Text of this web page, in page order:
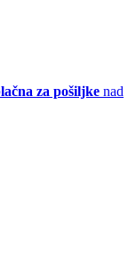
za pošiljke nad